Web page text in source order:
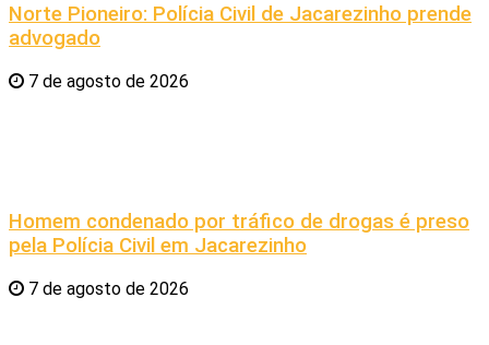
Norte Pioneiro: Polícia Civil de Jacarezinho prende
advogado
7 de agosto de 2026
Homem condenado por tráfico de drogas é preso
pela Polícia Civil em Jacarezinho
7 de agosto de 2026